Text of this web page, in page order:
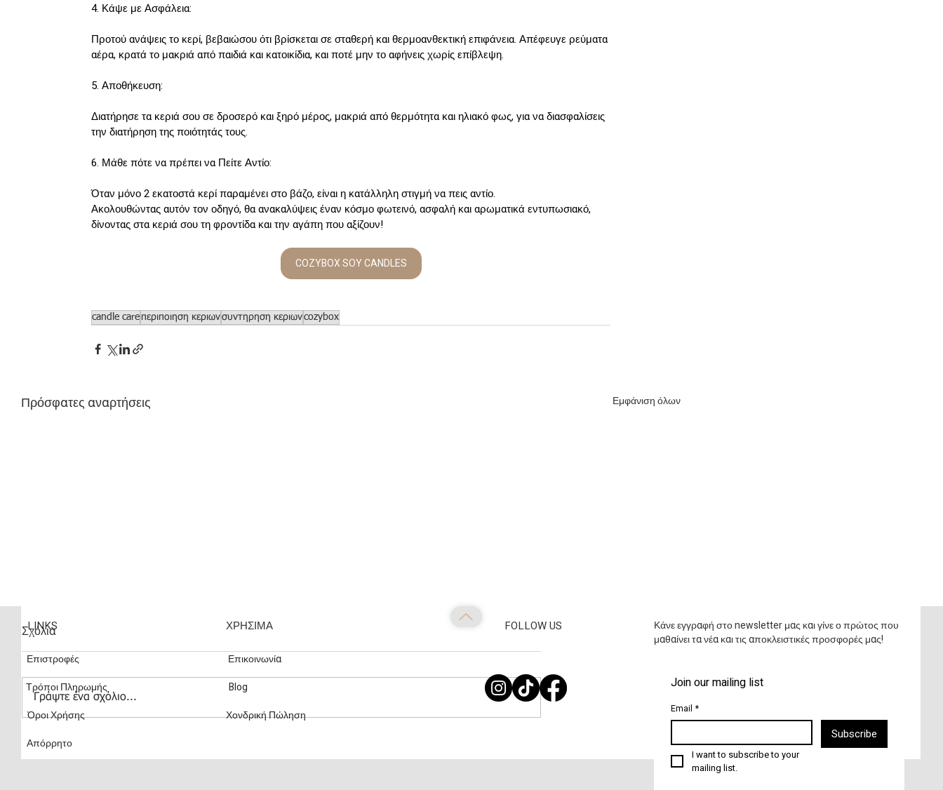
4. Κάψε με Ασφάλεια:
Προτού ανάψεις το κερί, βεβαιώσου ότι βρίσκεται σε σταθερή και θερμοανθεκτική επιφάνεια. Απέφευγε ρεύματα
αέρα, κρατά το μακριά από παιδιά και κατοικίδια, και ποτέ μην το αφήνεις χωρίς επίβλεψη.
5. Αποθήκευση:
Διατήρησε τα κεριά σου σε δροσερό και ξηρό μέρος, μακριά από θερμότητα και ηλιακό φως, για να διασφαλίσεις
την διατήρηση της ποιότητάς τους.
6. Μάθε πότε να πρέπει να Πείτε Αντίο:
Όταν μόνο 2 εκατοστά κερί παραμένει στο βάζο, είναι η κατάλληλη στιγμή να πεις αντίο.
Ακολουθώντας αυτόν τον οδηγό, θα ανακαλύψεις έναν κόσμο φωτεινό, ασφαλή και αρωματικά εντυπωσιακό,
δίνοντας στα κεριά σου τη φροντίδα και την αγάπη που αξίζουν!
COZYBOX SOY CANDLES
candle care περιποιηση κεριωνσυντηρηση κεριωνcozybox
Πρόσφατες αναρτήσεις Εμφάνιση όλων
Βρείτε τα Αρώματα Cozybox
Online: Η Απόλυτη Εμπειρία
Στιγμές: Η Τέχνη του Σπιτικού
Σχόλια
Γράψτε ένα σχόλιο...
LINKS
Επιστροφές
Τρόποι Πληρωμής
Όροι Χρήσης
ΧΡΗΣΙΜΑ
Επικοινωνία
Blog
Χονδρική Πώληση
Απόρρητο
FOLLOW US
Κάνε εγγραφή στο newsletter μας και γίνε ο πρώτος που
μαθαίνει τα νέα και τις αποκλειστικές προσφορές μας!
Join our mailing list
Email *
Subscribe
I want to subscribe to your
mailing list.